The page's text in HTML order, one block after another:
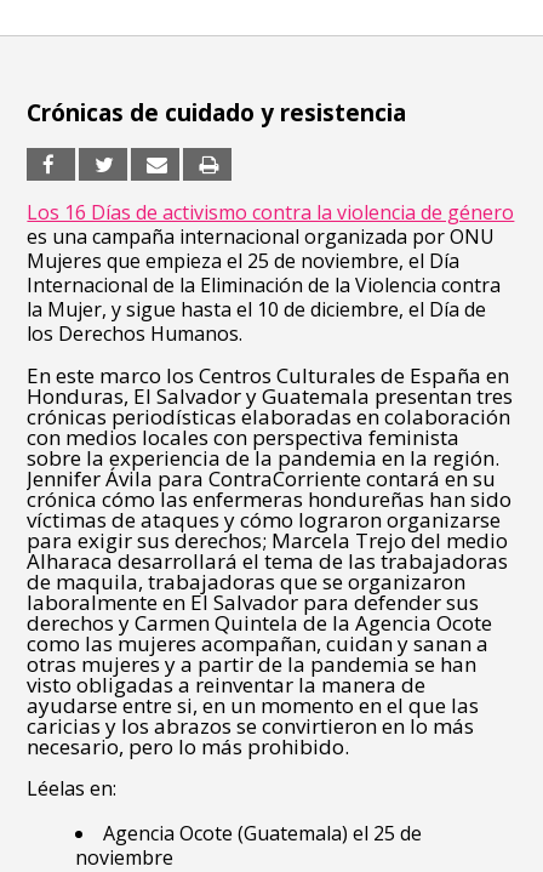
Crónicas de cuidado y resistencia
Los 16 Días de activismo contra la violencia de género
es una campaña internacional organizada por ONU
Mujeres que empieza el 25 de noviembre, el Día
Internacional de la Eliminación de la Violencia contra
la Mujer, y sigue hasta el 10 de diciembre, el Día de
los Derechos Humanos.
En este marco los Centros Culturales de España en
Honduras, El Salvador y Guatemala presentan tres
crónicas periodísticas elaboradas en colaboración
con medios locales con perspectiva feminista
sobre la experiencia de la pandemia en la región.
Jennifer Ávila para ContraCorriente contará en su
crónica cómo las enfermeras hondureñas han sido
víctimas de ataques y cómo lograron organizarse
para exigir sus derechos; Marcela Trejo del medio
Alharaca desarrollará el tema de las trabajadoras
de maquila, trabajadoras que se organizaron
laboralmente en El Salvador para defender sus
derechos y Carmen Quintela de la Agencia Ocote
como las mujeres acompañan, cuidan y sanan a
otras mujeres y a partir de la pandemia se han
visto obligadas a reinventar la manera de
ayudarse entre si, en un momento en el que las
caricias y los abrazos se convirtieron en lo más
necesario, pero lo más prohibido.
Léelas en:
Agencia Ocote (Guatemala) el 25 de
noviembre